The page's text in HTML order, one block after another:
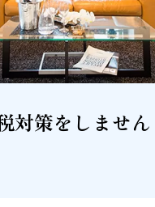
対策をしません